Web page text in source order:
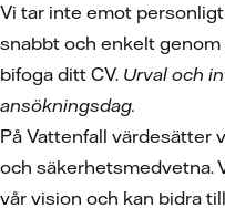
Vi tar inte emot
snabbt och enkelt
bifoga ditt CV. Urval och
ansökningsdag.
På Vattenfall värdesätter
och säkerhetsmedvetna.
vår vision och kan bidra